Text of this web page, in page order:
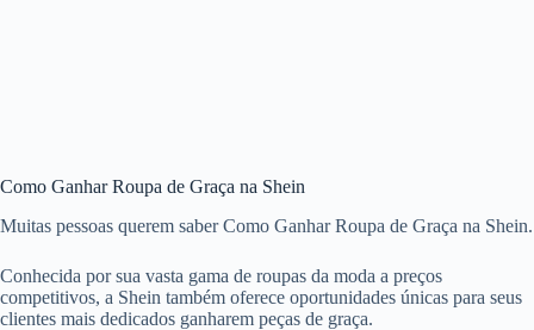
Como Ganhar Roupa de Graça na Shein
Muitas pessoas querem saber Como Ganhar Roupa de Graça na Shein.
Conhecida por sua vasta gama de roupas da moda a preços
competitivos, a Shein também oferece oportunidades únicas para seus
clientes mais dedicados ganharem peças de graça.